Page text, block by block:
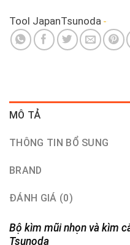
Tool JapanTsunoda
MÔ TẢ
THÔNG TIN BỔ SUNG
BRAND
ĐÁNH GIÁ (0)
Bộ kìm mũi nhọn và kìm
Tsunoda